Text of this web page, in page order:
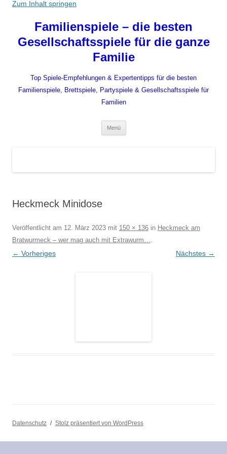
Zum Inhalt springen
Familienspiele – die besten
Gesellschaftsspiele für die ganze
Familie
Top Spiele-Empfehlungen & Expertentipps für die besten
Familienspiele, Brettspiele, Partyspiele & Gesellschaftsspiele für
Familien
Menü
Heckmeck Minidose
Veröffentlicht am 12. März 2023 mit 150 × 136 in Heckmeck am
Bratwurmeck – wer mag auch mit Extrawurm….
← Vorheriges Nächstes →
Datenschutz Stolz präsentiert von WordPress